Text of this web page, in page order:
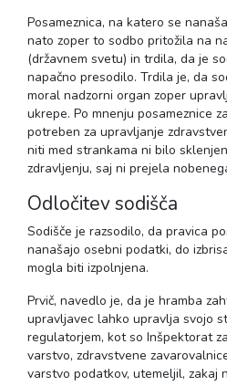
Posameznica, na katero se
nato zoper to sodbo pritožila na
(državnem svetu) in trdila, da je
napačno presodilo. Trdila je, da
moral nadzorni organ zoper
ukrepe. Po mnenju posameznice
potreben za upravljanje
niti med strankama ni bilo
zdravljenju, saj ni prejela
Odločitev sodišča
Sodišče je razsodilo, da pravica
nanašajo osebni podatki, do
mogla biti izpolnjena.
Prvič, navedlo je, da je hramba
upravljavec lahko upravlja svojo
regulatorjem, kot so Inšpektorat
varstvo, zdravstvene
varstvo podatkov, utemeljil, zakaj